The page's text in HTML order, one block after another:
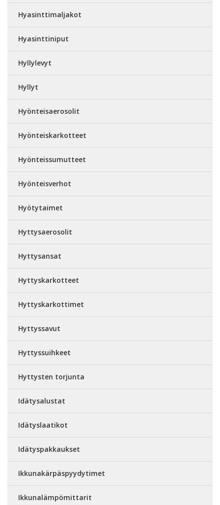
Hyasinttimaljakot
Hyasinttiniput
Hyllylevyt
Hyllyt
Hyönteisaerosolit
Hyönteiskarkotteet
Hyönteissumutteet
Hyönteisverhot
Hyötytaimet
Hyttysaerosolit
Hyttysansat
Hyttyskarkotteet
Hyttyskarkottimet
Hyttyssavut
Hyttyssuihkeet
Hyttysten torjunta
Idätysalustat
Idätyslaatikot
Idätyspakkaukset
Ikkunakärpäspyydytimet
Ikkunalämpömittarit